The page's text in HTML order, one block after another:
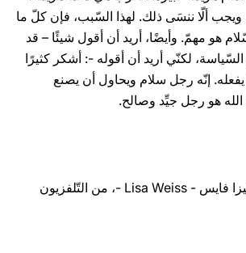
ويجب ألّا ننسَى ذلك. لهذا السّبب، فإن كلّ ما
هو مهمّ. وأيضًا، أريد أن أقول شيئًا – قد
لكنّي أريد أن أقوله -: أشكر كثيرًا
إنّه رجل سلام ويحاول أن يصنع
الله هو رجل جيِّد وصالح.
السّؤال التّالي من ليزا فايس - Lisa Weiss -، من التّلفزيون